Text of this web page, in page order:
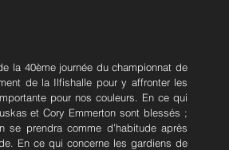
la 40ème journée du championnat de
de la Ilfishalle pour y affronter les
pour nos couleurs. En ce qui
et Cory Emmerton sont blessés ;
se prendra comme d’habitude après
En ce qui concerne les gardiens de